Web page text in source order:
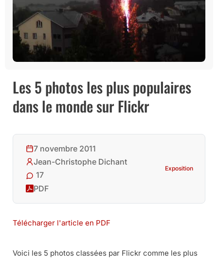
Les 5 photos les plus populaires
dans le monde sur Flickr
7 novembre 2011
Jean-Christophe Dichant
17
PDF
Exposition
Télécharger l'article en PDF
Voici les 5 photos classées par Flickr comme les plus